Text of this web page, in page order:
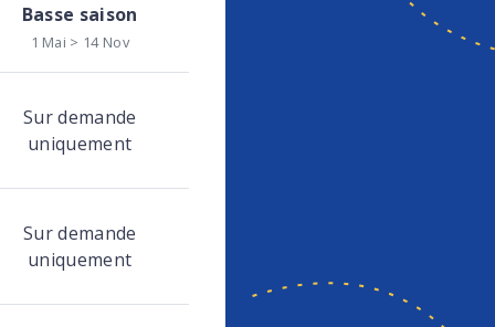
Basse saison
1 Mai > 14 Nov
Sur demande
uniquement
Sur demande
uniquement